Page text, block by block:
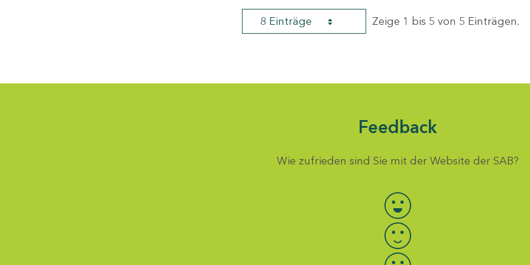
8 Einträge Zeige 1 bis 5 von 5 Einträgen.
Feedback
Wie zufrieden sind Sie mit der Website der SAB?
Bewertung auswählen